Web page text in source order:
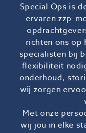
Special Ops is
ervaren zzp-
richten ons op
specialisten bij
flexibiliteit
onderhoud,
wij zorgen
Met onze
wij jou in elke